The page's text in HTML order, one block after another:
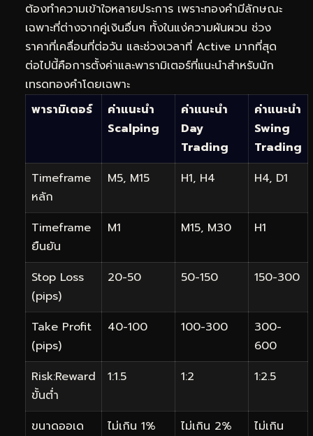
ต้องทำความเข้าใจหลายประการ เพราะทองคำมีลักษณะ
เฉพาะที่ต่างจากคู่เงินอื่นๆ ทั้งในแง่ความผันผวน ช่วง
ราคาที่เคลื่อนที่ต่อวัน และช่วงเวลาที่ Active มากที่สุด
ต่อไปนี้คือการตั้งค่าและพารามิเตอร์ที่แนะนำสำหรับนัก
เทรดทองคำโดยเฉพาะ
พารามิเตอร์
ค่าแนะนำ
Scalping
ค่าแนะนำ
Day
Trading
ค่าแนะนำ
Swing
Trading
Timeframe
หลัก
M5, M15 H1, H4 H4, D1
Timeframe
ยืนยัน
M1 M15, M30 H1
Stop Loss
(pips)
20-50 50-150 150-300
Take Profit
(pips)
40-100 100-300
300-
600
Risk:Reward
ขั้นต่ำ
1:1.5 1:2 1:2.5
ขนาดออเด
ไม่เกิน 1%
ไม่เกิน 2%
ไม่เกิน